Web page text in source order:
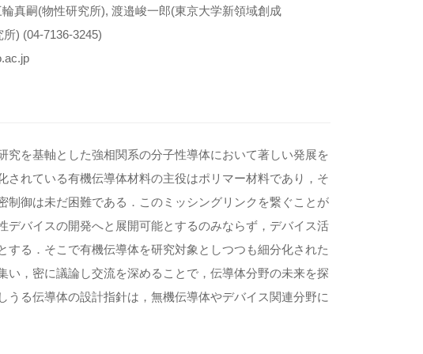
真嗣(物性研究所), 渡邉峻一郎(東京大学新領域創成
) (04-7136-3245)
を基軸とした強相関系の分子性導体において著しい発展を
れている有機伝導体材料の主役はポリマー材料であり，そ
御は未だ困難である．このミッシングリンクを繋ぐことが
バイスの開発へと展開可能とするのみならず，デバイス活
る．そこで有機伝導体を研究対象としつつも細分化された
，密に議論し交流を深めることで，伝導体分野の未来を探
る伝導体の設計指針は，無機伝導体やデバイス関連分野に